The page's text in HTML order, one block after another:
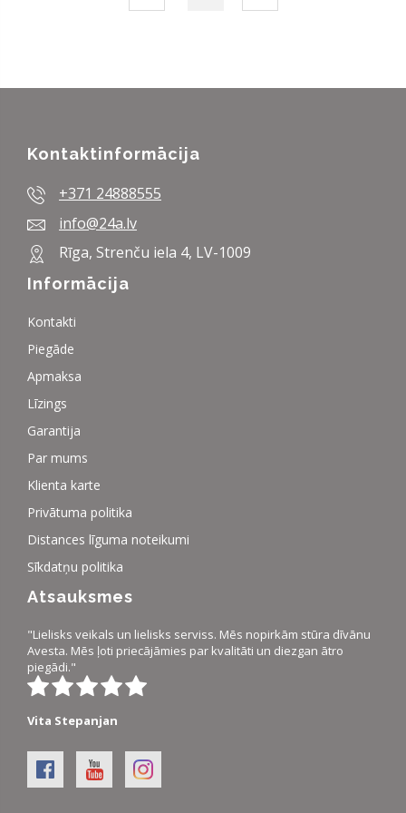
Kontaktinformācija
+371 24888555
info@24a.lv
Rīga, Strenču iela 4, LV-1009
Informācija
Kontakti
Piegāde
Apmaksa
Līzings
Garantija
Par mums
Klienta karte
Privātuma politika
Distances līguma noteikumi
Sīkdatņu politika
Atsauksmes
"Lielisks veikals un lielisks serviss. Mēs nopirkām stūra dīvānu
Avesta. Mēs ļoti priecājāmies par kvalitāti un diezgan ātro
piegādi."
Vita Stepanjan